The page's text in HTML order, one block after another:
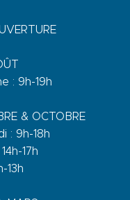
: 9h-19h
& OCTOBRE
: 9h-18h
17h
13h